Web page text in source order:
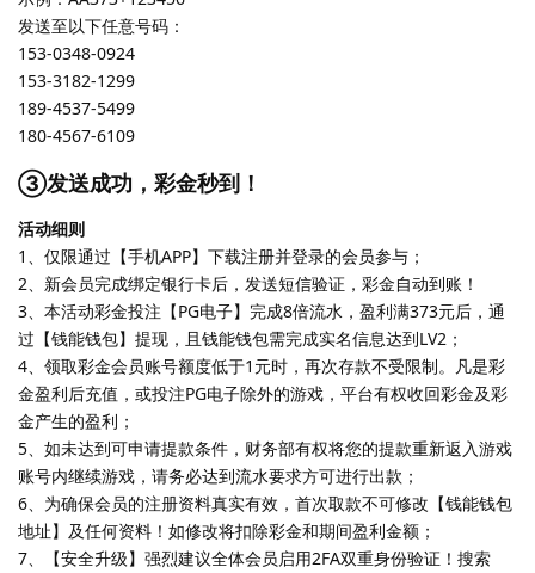
发送至以下任意号码：
153-0348-0924
153-3182-1299
189-4537-5499
180-4567-6109
③发送成功，彩金秒到！
活动细则
1、仅限通过【手机APP】下载注册并登录的会员参与；
2、新会员完成绑定银行卡后，发送短信验证，彩金自动到账！
3、本活动彩金投注【PG电子】完成8倍流水，盈利满373元后，通
过【钱能钱包】提现，且钱能钱包需完成实名信息达到LV2；
4、领取彩金会员账号额度低于1元时，再次存款不受限制。凡是彩
金盈利后充值，或投注PG电子除外的游戏，平台有权收回彩金及彩
金产生的盈利；
5、如未达到可申请提款条件，财务部有权将您的提款重新返入游戏
账号内继续游戏，请务必达到流水要求方可进行出款；
6、为确保会员的注册资料真实有效，首次取款不可修改【钱能钱包
地址】及任何资料！如修改将扣除彩金和期间盈利金额；
7、【安全升级】强烈建议全体会员启用2FA双重身份验证！搜索